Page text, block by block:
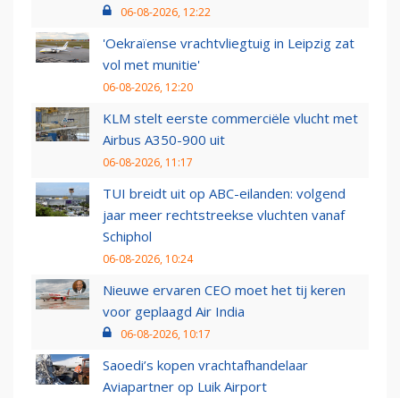
06-08-2026, 12:22
'Oekraïense vrachtvliegtuig in Leipzig zat
vol met munitie'
06-08-2026, 12:20
KLM stelt eerste commerciële vlucht met
Airbus A350-900 uit
06-08-2026, 11:17
TUI breidt uit op ABC-eilanden: volgend
jaar meer rechtstreekse vluchten vanaf
Schiphol
06-08-2026, 10:24
Nieuwe ervaren CEO moet het tij keren
voor geplaagd Air India
06-08-2026, 10:17
Saoedi’s kopen vrachtafhandelaar
Aviapartner op Luik Airport